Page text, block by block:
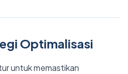
Optimalisasi
untuk memastikan